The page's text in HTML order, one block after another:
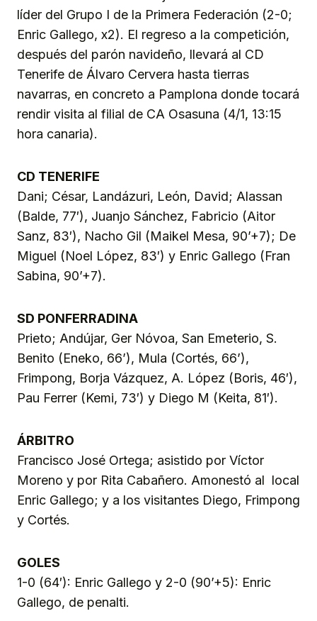
líder del Grupo I de la Primera Federación (2-0;
Enric Gallego, x2). El regreso a la competición,
después del parón navideño, llevará al CD
Tenerife de Álvaro Cervera hasta tierras
navarras, en concreto a Pamplona donde tocará
rendir visita al filial de CA Osasuna (4/1, 13:15
hora canaria).
CD TENERIFE
Dani; César, Landázuri, León, David; Alassan
(Balde, 77′), Juanjo Sánchez, Fabricio (Aitor
Sanz, 83′), Nacho Gil (Maikel Mesa, 90’+7); De
Miguel (Noel López, 83′) y Enric Gallego (Fran
Sabina, 90’+7).
SD PONFERRADINA
Prieto; Andújar, Ger Nóvoa, San Emeterio, S.
Benito (Eneko, 66’), Mula (Cortés, 66’),
Frimpong, Borja Vázquez, A. López (Boris, 46′),
Pau Ferrer (Kemi, 73′) y Diego M (Keita, 81′).
ÁRBITRO
Francisco José Ortega; asistido por Víctor
Moreno y por Rita Cabañero. Amonestó al local
Enric Gallego; y a los visitantes Diego, Frimpong
y Cortés.
GOLES
1-0 (64′): Enric Gallego y 2-0 (90’+5): Enric
Gallego, de penalti.